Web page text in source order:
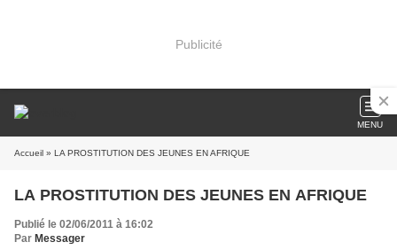
Publicité
MENU
Accueil » LA PROSTITUTION DES JEUNES EN AFRIQUE
LA PROSTITUTION DES JEUNES EN AFRIQUE
Publié le 02/06/2011 à 16:02
Par Messager